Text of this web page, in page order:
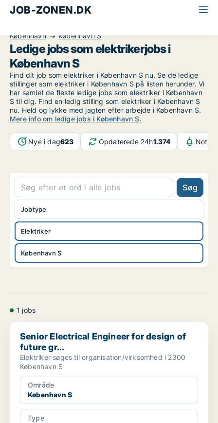
JOB-ZONEN.DK
København
København S
Ledige jobs som elektrikerjobs i
København S
Find dit job som elektriker i København S nu. Se de ledige
stillinger som elektriker i København S på listen herunder. Vi
har samlet de fleste ledige jobs som elektriker i København
S til dig. Find en ledig stilling som elektriker i København S
nu. Held og lykke med jagten efter arbejde i København S.
Mere info om ledige jobs i København S.
Nye i dag623 Opdaterede 24h1.374
Søg
Elektriker
København S
Jobtype
1 jobs
Senior Electrical Engineer for design of future gr...
Senior Electrical Engineer for design of
future gr...
Elektriker søges til organisation/virksomhed i 2300
København S
Område
København S
Type